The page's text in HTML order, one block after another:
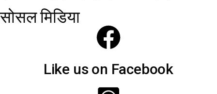
सोसल मिडिया
Like us on Facebook